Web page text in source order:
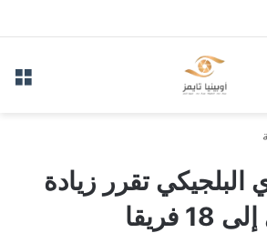
البلجيكي تقرر زيادة
فريقا